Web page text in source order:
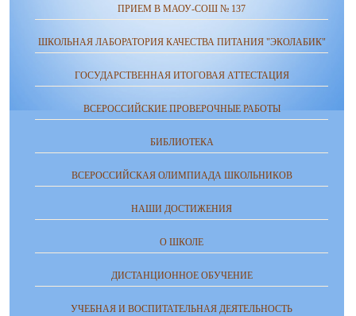
ПРИЕМ В МАОУ-СОШ № 137
ШКОЛЬНАЯ ЛАБОРАТОРИЯ КАЧЕСТВА ПИТАНИЯ "ЭКОЛАБИК"
ГОСУДАРСТВЕННАЯ ИТОГОВАЯ АТТЕСТАЦИЯ
ВСЕРОССИЙСКИЕ ПРОВЕРОЧНЫЕ РАБОТЫ
БИБЛИОТЕКА
ВСЕРОССИЙСКАЯ ОЛИМПИАДА ШКОЛЬНИКОВ
НАШИ ДОСТИЖЕНИЯ
О ШКОЛЕ
ДИСТАНЦИОННОЕ ОБУЧЕНИЕ
УЧЕБНАЯ И ВОСПИТАТЕЛЬНАЯ ДЕЯТЕЛЬНОСТЬ